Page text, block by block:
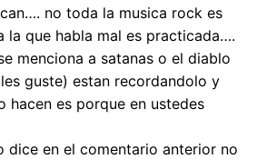
no toda la musica rock es
la que habla mal es practicada….
menciona a satanas o el diablo
guste) estan recordandolo y
hacen es porque en ustedes
dice en el comentario anterior no